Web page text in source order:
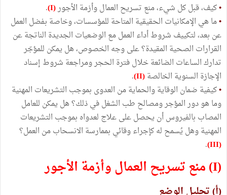
•كيف، قبل كل شيء، منع تسريح العمال وأزمة الأجور(I)
.
•ما هي الإمكانيات الحقيقية المتاحة للمؤسسات، وخاصة بفضل العمل
عن بعد، لتكييف شروط أداء العمل مع الوضعيات الجديدة الناتجة عن
القرارات الصحية المقيدة؟ على وجه الخصوص، هل يمكن للمؤجّر
تدارك الساعات الضائعة خلال فترة الحجر ومراجعة شروط إسناد
الإجازة السنوية الخالصة(II)
.
•كيفية ضمان الوقاية والحماية من العدوى بموجب التشريعات المهنية
وما هو دور المؤجر ومصالح طب الشغل في ذلك؟ هل يمكن للعامل
المصاب بالفيروس أن يحصل على علاج لعدواه بموجب التشريعات
المهنية وهل يُسمح له كإجراء وقائي بممارسة الانسحاب من العمل؟
(III)
.
(I) منع تسريح العمال وأزمة الأجور